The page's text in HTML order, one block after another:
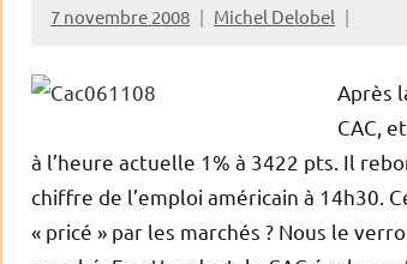
7 novembre 2008 Michel Delobel
Après
CAC,
à l’heure actuelle 1% à 3422 pts. Il
chiffre de l’emploi américain à 14h30.
« pricé » par les marchés ? Nous le